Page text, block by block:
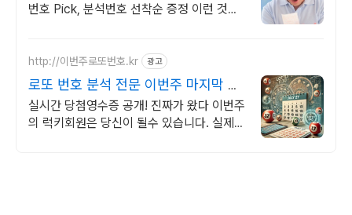
번호 Pick, 분석번호 선착순 증정 이런 것이
http://이번주로또번호.kr 광고
로또 번호 분석 전문 이번주 마지막 기
회!
실시간 당첨영수증 공개! 진짜가 왔다 이번주
의 럭키회원은 당신이 될수 있습니다. 실제